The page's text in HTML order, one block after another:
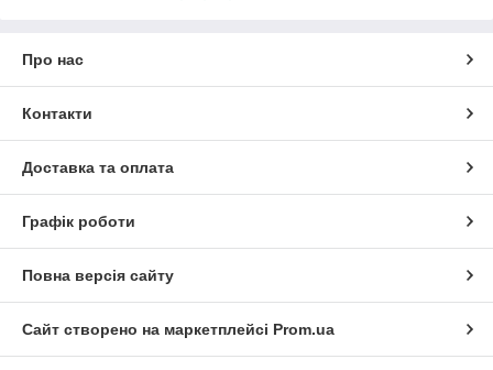
Про нас
Контакти
Доставка та оплата
Графік роботи
Повна версія сайту
Сайт створено на маркетплейсі Prom.ua